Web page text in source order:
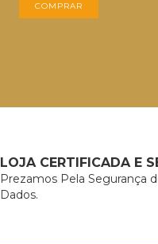
COMPRAR
LOJA CERTIFICADA E
Prezamos Pela Segurança
Dados.